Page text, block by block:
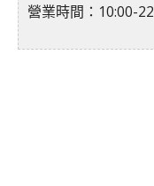
營業時間：10:00-